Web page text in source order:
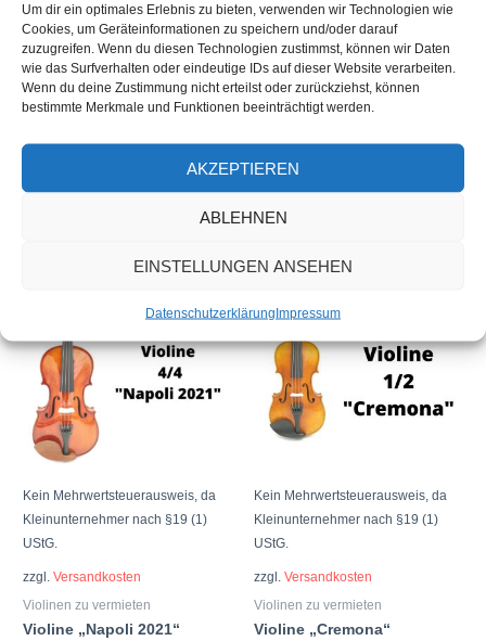
Um dir ein optimales Erlebnis zu bieten, verwenden wir Technologien wie
Cookies, um Geräteinformationen zu speichern und/oder darauf
zuzugreifen. Wenn du diesen Technologien zustimmst, können wir Daten
wie das Surfverhalten oder eindeutige IDs auf dieser Website verarbeiten.
Wenn du deine Zustimmung nicht erteilst oder zurückziehst, können
bestimmte Merkmale und Funktionen beeinträchtigt werden.
AKZEPTIEREN
ABLEHNEN
EINSTELLUNGEN ANSEHEN
DatenschutzerklärungImpressum
Bewertungen
Es gibt noch keine Bewertungen.
dürfen eine Bewertung abgeben.
Ähnliche Produkte
Kein Mehrwertsteuerausweis, da
Kleinunternehmer nach §19 (1)
UStG.
zzgl.Versandkosten
Violinen zu vermieten
Violine „Napoli 2021“
Kein Mehrwertsteuerausweis, da
Kleinunternehmer nach §19 (1)
UStG.
zzgl. Versandkosten
Violinen zu vermieten
Violine „Cremona“